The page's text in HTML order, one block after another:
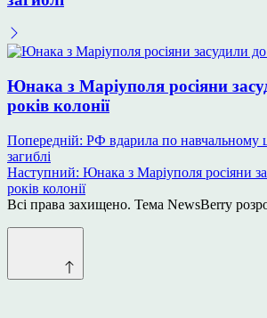
Юнака з Маріуполя росіяни
років колонії
Навігація
записів
Попередній: РФ вдарила по навчальному
загиблі
Наступний: Юнака з Маріуполя росіяни
років колонії
Всі права захищено. Тема NewsBerry